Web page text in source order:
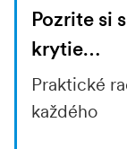
Pozrite si
krytie…
Praktické
každého